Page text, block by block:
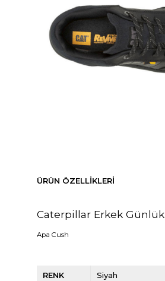
ÜRÜN ÖZELLIKLERI
Caterpillar Erkek Günlük
Apa Cush
RENK Siyah